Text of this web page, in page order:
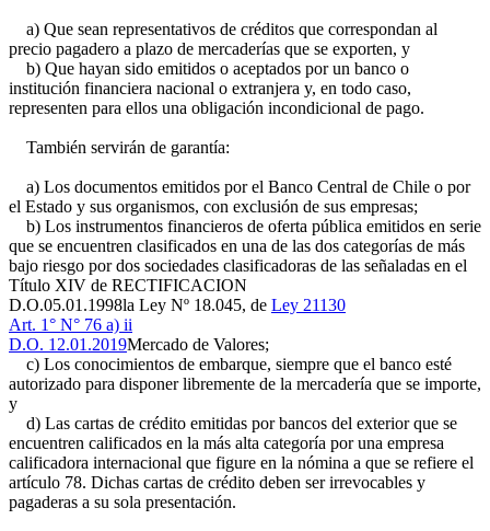
a) Que sean representativos de créditos que correspondan al
precio pagadero a plazo de mercaderías que se exporten, y
b) Que hayan sido emitidos o aceptados por un banco o
institución financiera nacional o extranjera y, en todo caso,
representen para ellos una obligación incondicional de pago.
También servirán de garantía:
a) Los documentos emitidos por el Banco Central de Chile o por
el Estado y sus organismos, con exclusión de sus empresas;
b) Los instrumentos financieros de oferta pública emitidos en serie
que se encuentren clasificados en una de las dos categorías de más
bajo riesgo por dos sociedades clasificadoras de las señaladas en el
Título XIV de RECTIFICACION
D.O.05.01.1998la Ley Nº 18.045, de Ley 21130
Art. 1° N° 76 a) ii
D.O. 12.01.2019Mercado de Valores;
c) Los conocimientos de embarque, siempre que el banco esté
autorizado para disponer libremente de la mercadería que se importe,
y
d) Las cartas de crédito emitidas por bancos del exterior que se
encuentren calificados en la más alta categoría por una empresa
calificadora internacional que figure en la nómina a que se refiere el
artículo 78. Dichas cartas de crédito deben ser irrevocables y
pagaderas a su sola presentación.